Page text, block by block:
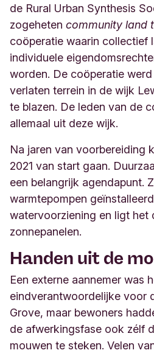
de Rural Urban Synthesis
zogeheten community land
coöperatie waarin collectief
individuele
worden. De coöperatie
verlaten terrein in de wijk
te blazen. De leden van de
allemaal uit deze wijk.
Na jaren van voorbereiding
2021 van start gaan.
een belangrijk agendapunt.
warmtepompen
watervoorziening en ligt het
zonnepanelen.
Handen uit de
Een externe aannemer was
eindverantwoordelijke voor
Grove, maar bewoners
de afwerkingsfase ook zélf
mouwen te steken. Velen